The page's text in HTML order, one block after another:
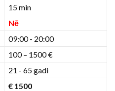
15 min
Nē
09:00 - 20:00
100 – 1500 €
21 - 65 gadi
€ 1500